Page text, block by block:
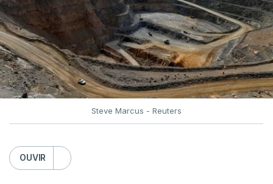
Steve Marcus - Reuters
OUVIR